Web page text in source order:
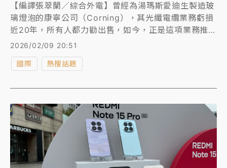
【編譯張翠蘭／綜合外電】曾經為湯瑪斯愛迪生製造玻
璃燈泡的康寧公司（Corning），其光纖電纜業務虧損
近20年，所有人都力勸出售，如今，正是這項業務推動
公司股價創下歷史新高，在全球為人工智慧（AI）技術
建構足夠運算能力的競爭中，康寧的電纜已成為首選連
接器。
2026/02/09 20:51
國際 熱搜話題